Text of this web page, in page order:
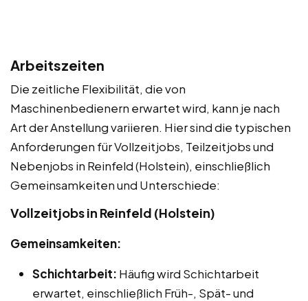
Arbeitszeiten
Die zeitliche Flexibilität, die von
Maschinenbedienern erwartet wird, kann je nach
Art der Anstellung variieren. Hier sind die typischen
Anforderungen für Vollzeitjobs, Teilzeitjobs und
Nebenjobs in Reinfeld (Holstein), einschließlich
Gemeinsamkeiten und Unterschiede:
Vollzeitjobs in Reinfeld (Holstein)
Gemeinsamkeiten:
Schichtarbeit: Häufig wird Schichtarbeit
erwartet, einschließlich Früh-, Spät- und